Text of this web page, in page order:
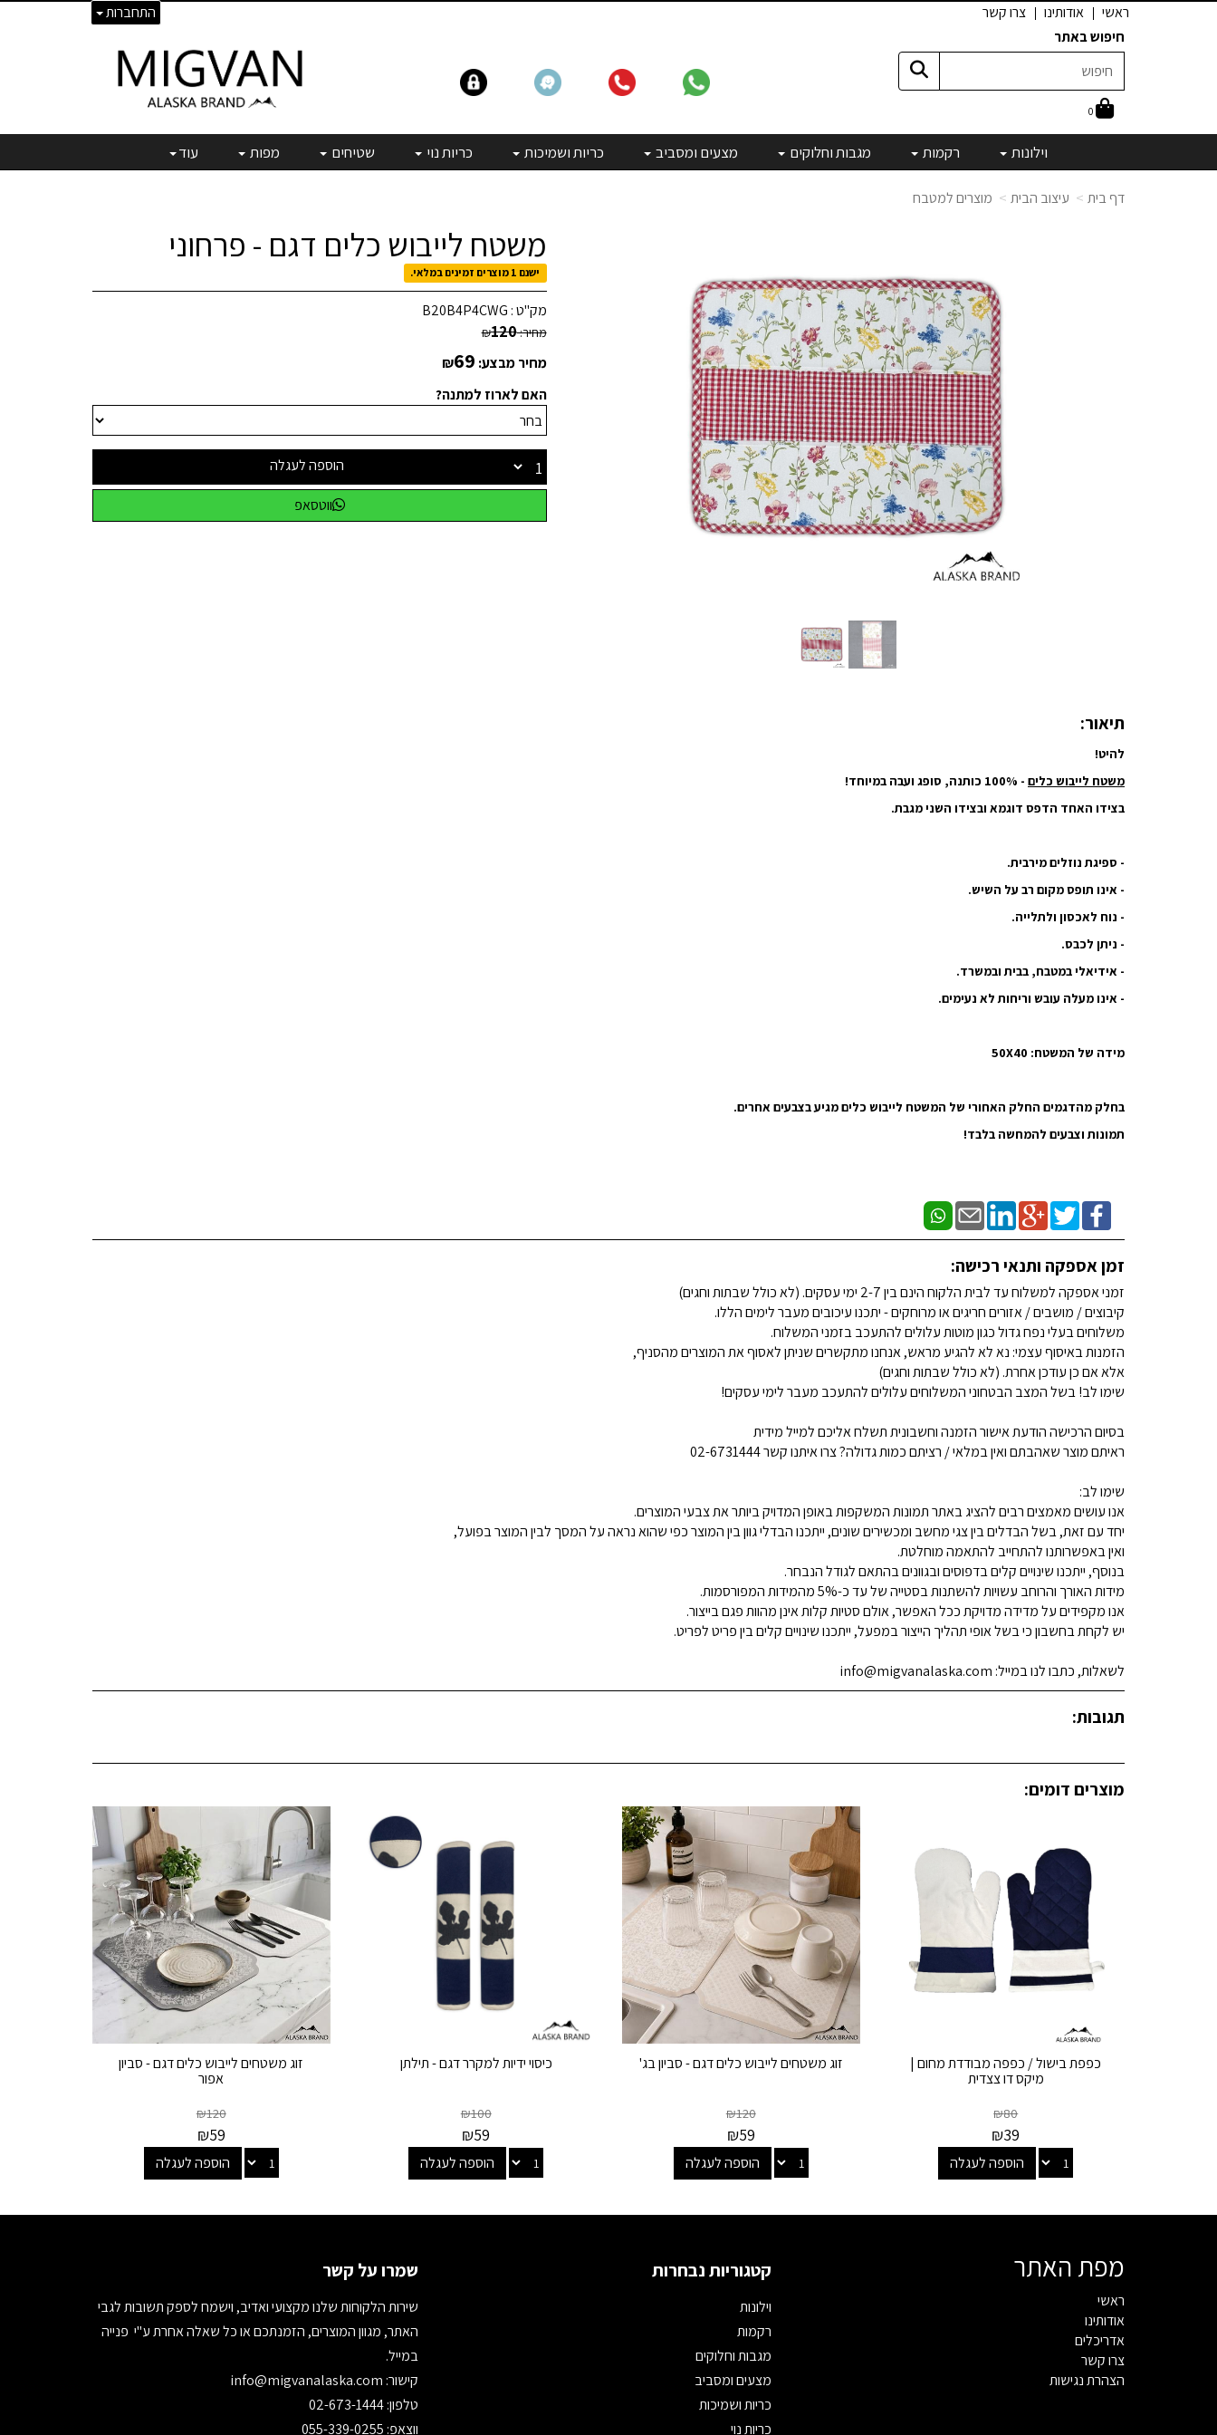
התחברות ראשי אודותינו
צרו קשר
חיפוש באתר
0
וילונות רקמות מגבות וחלוקים מצעים ומסביב כריות ושמיכות כריות נוי שטיחים מפות עוד
דף בית עיצוב הבית מוצרים למטבח
משטח לייבוש כלים דגם - פרחוני
ישנם 1 מוצרים זמינים במלאי.
מק"ט : B20B4P4CWG
מחיר: ₪120
מחיר מבצע: ₪69
האם לארוז למתנה?
הוספה לעגלה
ווטסאפ
תיאור:
להיט!
משטח לייבוש כלים - 100% כותנה, סופג ועבה במיוחד!
בצידו האחד הדפס דוגמא ובצידו השני מגבת.
- ספיגת נוזלים מירבית.
- אינו תופס מקום רב על השיש.
- נוח לאכסון ולתלייה.
- ניתן לכבס.
- אידיאלי במטבח, בבית ובמשרד.
- אינו מעלה עובש וריחות לא נעימים.
מידה של המשטח: 50X40
בחלק מהדגמים החלק האחורי של המשטח לייבוש כלים מגיע בצבעים אחרים.
תמונות וצבעים להמחשה בלבד!
זמן אספקה ותנאי רכישה:
זמני אספקה למשלוח עד לבית הלקוח הינם בין 2-7 ימי עסקים. (לא כולל שבתות וחגים)
קיבוצים / מושבים / אזורים חריגים או מרוחקים - יתכנו עיכובים מעבר לימים הללו.
משלוחים בעלי נפח גדול כגון מוטות עלולים להתעכב בזמני המשלוח.
הזמנות באיסוף עצמי: נא לא להגיע מראש, אנחנו מתקשרים שניתן לאסוף את המוצרים מהסניף,
אלא אם כן עודכן אחרת. (לא כולל שבתות וחגים)
שימו לב! בשל המצב הבטחוני המשלוחים עלולים להתעכב מעבר לימי עסקים!
בסיום הרכישה הודעת אישור הזמנה וחשבונית תשלח אליכם למייל מידית
ראיתם מוצר שאהבתם ואין במלאי / רציתם כמות גדולה? צרו איתנו קשר 02-6731444
שימו לב:
אנו עושים מאמצים רבים להציג באתר תמונות המשקפות באופן המדויק ביותר את צבעי המוצרים.
יחד עם זאת, בשל הבדלים בין צגי מחשב ומכשירים שונים, ייתכנו הבדלי גוון בין המוצר כפי שהוא נראה על המסך לבין המוצר בפועל,
ואין באפשרותנו להתחייב להתאמה מוחלטת.
בנוסף, ייתכנו שינויים קלים בדפוסים ובגוונים בהתאם לגודל הנבחר.
מידות האורך והרוחב עשויות להשתנות בסטייה של עד כ-5% מהמידות המפורסמות.
אנו מקפידים על מדידה מדויקת ככל האפשר, אולם סטיות קלות אינן מהוות פגם בייצור.
יש לקחת בחשבון כי בשל אופי תהליך הייצור במפעל, ייתכנו שינויים קלים בין פריט לפריט.
לשאלות, כתבו לנו במייל: info@migvanalaska.com
תגובות:
מוצרים דומים:
כפפת בישול / כפפה מבודדת מחום |
מיקס דו צצדית
₪80
₪39
הוספה לעגלה
זוג משטחים לייבוש כלים דגם - סביון בג'
₪120
₪59
הוספה לעגלה
כיסוי ידיות למקרר דגם - תילתן
₪100
₪59
הוספה לעגלה
זוג משטחים לייבוש כלים דגם - סביון
אפור
₪120
₪59
הוספה לעגלה
מפת האתר
ראשי
אודותינו
אדריכלים
צרו קשר
הצהרת נגישות
קטגוריות נבחרות
וילונות
רקמות
מגבות וחלוקים
מצעים ומסביב
כריות ושמיכות
כריות נוי
שמרו על קשר
שירות הלקוחות שלנו מקצועי ואדיב, וישמח לספק תשובות לגבי
האתר, מגוון המוצרים, הזמנתכם או כל שאלה אחרת ע"י פנייה
במייל.
קישור:
טלפון: 02-673-1444
ווצאפ: 055-339-0255